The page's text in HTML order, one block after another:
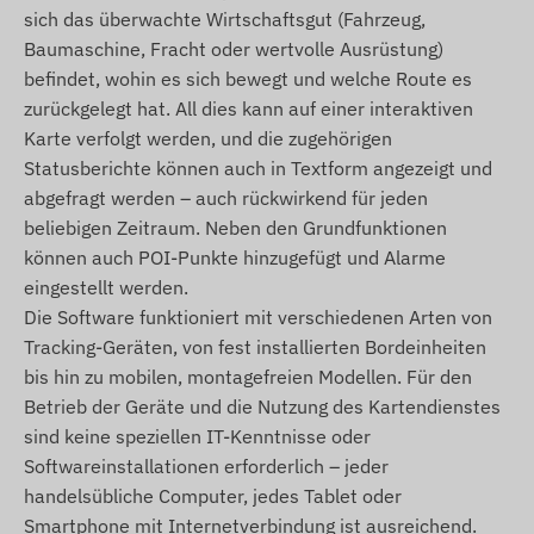
Litauen, Luxemburg, Malaysia, Malta, Mexiko,
Moldawien, Monaco, Mongolei, Montenegro,
Montserrat, Niederlande, Neuseeland,
Nordmazedonien, Norwegen, Oman, Palästina,
Paraguay, Peru, Philippinen, Polen, Portugal,
Rumänien, Russland, Saint Kitts und Nevis, Saint
Lucia, Saint Vincent und die Grenadinen, Serbien,
Slowakei, Slowenien, Südafrika, Spanien, Sri Lanka,
Schweden, Schweiz, Thailand, Tunesien, Türkei,
Turks- und Caicosinseln, Ukraine, Vereinigte
Arabische Emirate, USA, Vietnam
Leistungen und Eigenschaften
Zusammenarbeit mit mehreren
Satellitensystemen (GPS, GLONASS, GALILEO,
BEIDOU)
Kommunikation zwischen Gerät und Besitzer
sich das überwachte Wirtschaftsgut (Fahrzeug,
Baumaschine, Fracht oder wertvolle Ausrüstung)
befindet, wohin es sich bewegt und welche Route es
zurückgelegt hat. All dies kann auf einer interaktiven
Karte verfolgt werden, und die zugehörigen
Statusberichte können auch in Textform angezeigt und
abgefragt werden – auch rückwirkend für jeden
beliebigen Zeitraum. Neben den Grundfunktionen
können auch POI-Punkte hinzugefügt und Alarme
eingestellt werden.
Die Software funktioniert mit verschiedenen Arten von
Tracking-Geräten, von fest installierten Bordeinheiten
bis hin zu mobilen, montagefreien Modellen. Für den
Betrieb der Geräte und die Nutzung des Kartendienstes
sind keine speziellen IT-Kenntnisse oder
Softwareinstallationen erforderlich – jeder
handelsübliche Computer, jedes Tablet oder
Smartphone mit Internetverbindung ist ausreichend.